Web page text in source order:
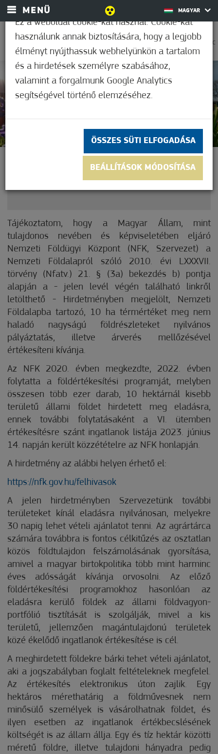
MENÜ MAGYAR
0
23,9°C
Nem értékelt
NYILVÁNOS PÁLYÁZATATÁS
Tájékoztatom, hogy a Magyar Állam, mint
tulajdonos nevében és képviseletében eljáró
Nemzeti Földügyi Központ (NFK, Szervezet) a
Nemzeti Földalapról szóló 2010. évi LXXXVII.
törvény (Nfatv.) 21. § (3a) bekezdés b) pontja
alapján a - jelen levél végén található linkről
letölthető - Hirdetményben megjelölt, Nemzeti
Földalapba tartozó, 10 ha térmértéket meg nem
haladó nagyságú földrészleteket nyilvános
pályáztatás, illetve árverés mellőzésével
értékesíteni kívánja.
Az NFK 2020. évben megkezdte, 2022. évben
folytatta a földértékesítési programját, melyben
összesen több ezer darab, 10 hektárnál kisebb
területű állami földet hirdetett meg eladásra,
ennek további folytatásaként a VI. ütemben
értékesítésre szánt ingatlanok listája 2023. június
14. napján került közzétételre az NFK honlapján.
A hirdetmény az alábbi helyen érhető el:
https://nfk.gov.hu/felhivasok
A jelen hirdetményben Szervezetünk további
területeket kínál eladásra nyilvánosan, melyekre
30 napig lehet vételi ajánlatot tenni. Az agrártárca
számára továbbra is fontos célkitűzés az osztatlan
közös földtulajdon felszámolásának gyorsítása,
amivel a magyar birtokpolitika több mint harminc
éves adósságát kívánja orvosolni. Az előző
földértékesítési programokhoz hasonlóan az
eladásra kerülő földek az állami földvagyon-
portfólió tisztítását is szolgálják, mivel a kis
területű, jellemzően magántulajdonú területek
közé ékelődő ingatlanok értékesítése is cél.
A meghirdetett földekre bárki tehet vételi ajánlatot,
aki a jogszabályban foglalt feltételeknek megfelel.
Az értékesítés elektronikus úton zajlik. Egy
hektáros mérethatárig a földművesnek nem
minősülő személyek is vásárolhatnak földet, és
ilyen esetben az ingatlanok értékbecslésének
költségét is az állam állja. Egy és tíz hektár közötti
méretű földre, illetve tulajdoni hányadra pedig
Ez a weboldal cookie-kat használ. Cookie-kat
használunk annak biztosítására, hogy a legjobb
élményt nyújthassuk webhelyünkön a tartalom
és a hirdetések személyre szabásához,
valamint a forgalmunk Google Analytics
segítségével történő elemzéséhez.
ÖSSZES SÜTI ELFOGADÁSA
BEÁLLÍTÁSOK MÓDOSÍTÁSA